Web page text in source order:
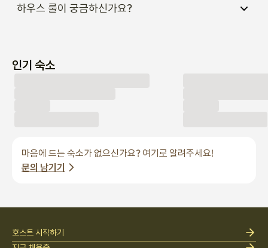
하우스 룰이 궁금하신가요?
인기 숙소
마음에 드는 숙소가 없으신가요? 여기로 알려주세요!
문의 남기기
호스트 시작하기